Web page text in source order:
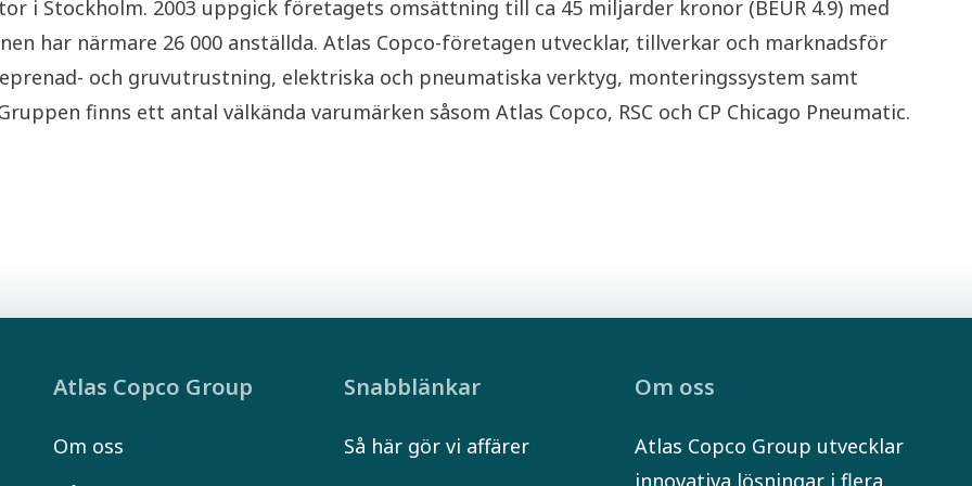
i Stockholm. 2003 uppgick företagets omsättning till ca 45 miljarder kronor (BEUR 4.9) med
har närmare 26 000 anställda. Atlas Copco-företagen utvecklar, tillverkar och marknadsför
och gruvutrustning, elektriska och pneumatiska verktyg, monteringssystem samt
finns ett antal välkända varumärken såsom Atlas Copco, RSC och CP Chicago Pneumatic.
Atlas Copco Group
Om oss
Snabblänkar
Så här gör vi affärer
Om oss
Atlas Copco Group utvecklar
innovativa lösningar i flera